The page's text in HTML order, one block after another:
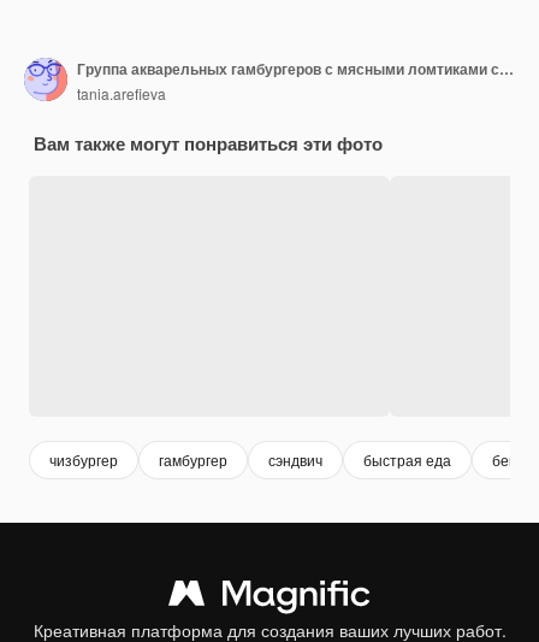
Группа акварельных гамбургеров с мясными ломтиками салата из лука, помидоров и томатного соуса, изолированных на йоту
tania.arefieva
Вам также могут понравиться эти фото
чизбургер гамбургер сэндвич быстрая еда бекон
Креативная платформа для создания ваших лучших работ.